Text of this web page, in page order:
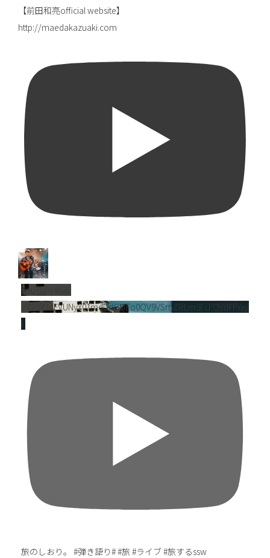
【前田和亮official website】
http://maedakazuaki.com
YouTube動画
VVVnY3dFVUNyY01mdDdGMEo0QV9VSmZRLm9FcFQydFFYejl
F
旅のしおり。 #弾き語り# #旅 #ライブ #旅するssw